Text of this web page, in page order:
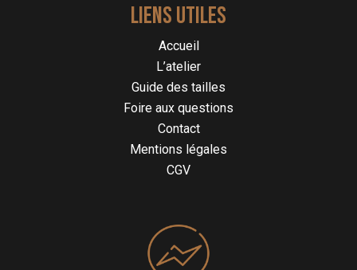
LIENS UTILES
Accueil
L’atelier
Guide des tailles
Foire aux questions
Contact
Mentions légales
CGV